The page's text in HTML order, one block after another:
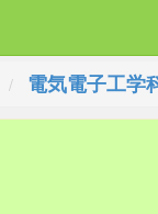
電気電子工学